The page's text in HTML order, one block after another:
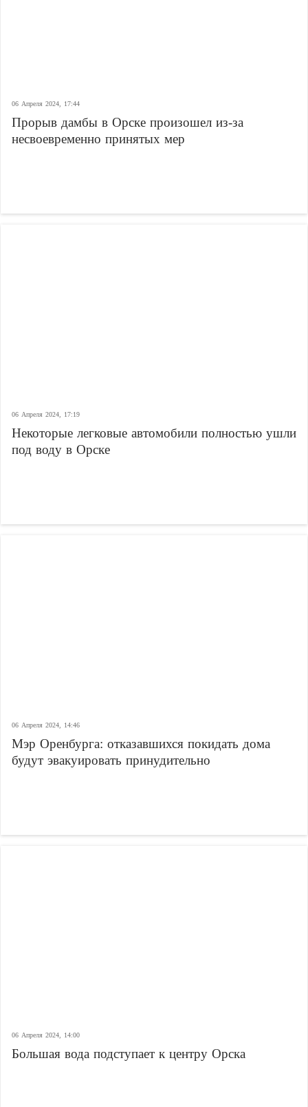
06 Апреля 2024, 17:44
Прорыв дамбы в Орске произошел из-за
несвоевременно принятых мер
06 Апреля 2024, 17:19
Некоторые легковые автомобили полностью ушли
под воду в Орске
06 Апреля 2024, 14:46
Мэр Оренбурга: отказавшихся покидать дома
будут эвакуировать принудительно
06 Апреля 2024, 14:00
Большая вода подступает к центру Орска